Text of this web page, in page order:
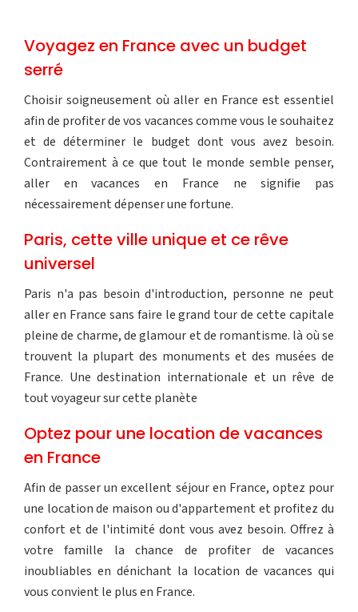
Voyagez en France avec un budget
serré
Choisir soigneusement où aller en France est essentiel
afin de profiter de vos vacances comme vous le souhaitez
et de déterminer le budget dont vous avez besoin.
Contrairement à ce que tout le monde semble penser,
aller en vacances en France ne signifie pas
nécessairement dépenser une fortune.
Paris, cette ville unique et ce rêve
universel
Paris n'a pas besoin d'introduction, personne ne peut
aller en France sans faire le grand tour de cette capitale
pleine de charme, de glamour et de romantisme. là où se
trouvent la plupart des monuments et des musées de
France. Une destination internationale et un rêve de
tout voyageur sur cette planète
Optez pour une location de vacances
en France
Afin de passer un excellent séjour en France, optez pour
une location de maison ou d'appartement et profitez du
confort et de l'intimité dont vous avez besoin. Offrez à
votre famille la chance de profiter de vacances
inoubliables en dénichant la location de vacances qui
vous convient le plus en France.